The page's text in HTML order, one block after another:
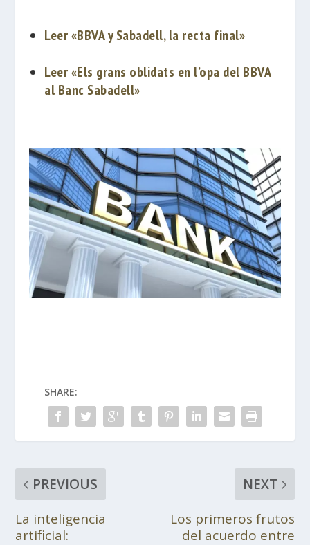
Leer «BBVA y Sabadell, la recta final»
Leer «Els grans oblidats en l’opa del BBVA
al Banc Sabadell»
SHARE:
PREVIOUS
La inteligencia
artificial:
NEXT
Los primeros frutos
del acuerdo entre